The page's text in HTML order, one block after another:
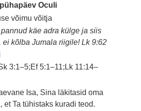
Oculi
võimu võitja
käe adra külge ja siis
ei kõlba Jumala riigile! Lk 9:62
3:1–5;Ef 5:1–11;Lk 11:14–
Isa, Sina läkitasid oma
et Ta tühistaks kuradi teod.